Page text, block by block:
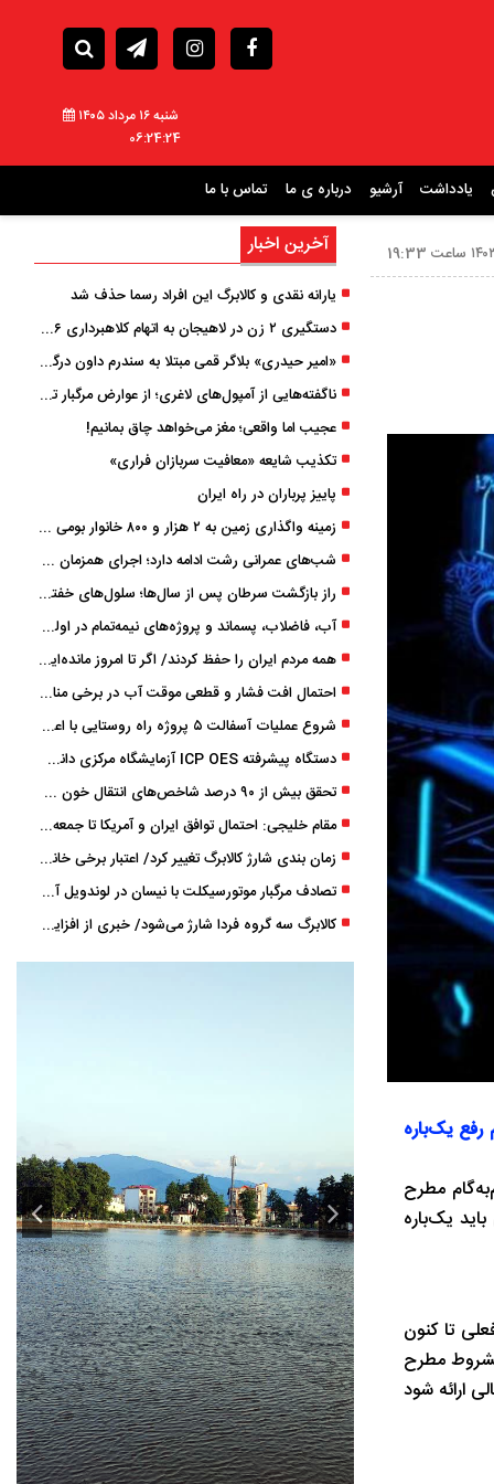
شنبه ۱۶ مرداد ۱۴۰۵
06:24:25
یادداشت آرشیو درباره ی ما تماس با ما
یک‌باره
مطرح
یک‌باره
تا کنون
مطرح
ارائه شود
آخرین اخبار
یارانه نقدی و کالابرگ این افراد رسما حذف شد
دستگیری ۲ زن در لاهیجان به اتهام کلاهبرداری ۶ میلیارد تومانی با وعده وام
«امیر حیدری» بلاگر قمی مبتلا به سندرم داون درگذشت
ناگفته‌هایی از آمپول‌های لاغری؛ از عوارض مرگبار تا زیبایی
عجیب اما واقعی؛ مغز می‌خواهد چاق بمانیم!
تکذیب شایعه «معافیت سربازان فراری»
پاییز پرباران در راه ایران
زمینه واگذاری زمین به ۲ هزار و ۸۰۰ خانوار بومی گیلان فراهم شد
شب‌های عمرانی رشت ادامه دارد؛ اجرای همزمان آسفالت‌ریزی در پنج منطقه شهری
راز بازگشت سرطان پس از سال‌ها؛ سلول‌های خفته چگونه دوباره بیدار می‌شوند؟
آب، فاضلاب، پسماند و پروژه‌های نیمه‌تمام در اولویت مصوبات سفر دولت
همه مردم ایران را حفظ کردند/ اگر تا امروز مانده‌ایم، به ‌خاطر مردم نجیب ایران بوده است
احتمال افت فشار و قطعی موقت آب در برخی مناطق گیلان
شروع عملیات آسفالت ۵ پروژه راه ‌روستایی با اعتبار ۳۷۰ میلیاردی در گیلان
دستگاه پیشرفته ICP OES آزمایشگاه مرکزی دانشگاه گیلان دوباره راه‌اندازی شد
تحقق بیش از ۹۰ درصد شاخص‌های انتقال خون گیلان/ نیاز فوری به نوسازی تجهیزات آزمایشگاهی
مقام خلیجی: احتمال توافق ایران و آمریکا تا جمعه 50 درصد است
زمان ‌بندی شارژ کالابرگ تغییر کرد/ اعتبار برخی خانوارها ماه بعد واریز می‌شود
تصادف مرگبار موتورسیکلت با نیسان در لوندویل آستارا/ انتقال مصدوم با اورژانس هوایی به رشت
کالابرگ سه گروه فردا شارژ می‌شود/ خبری از افزایش اعتبار نیست